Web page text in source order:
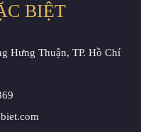
BIỆT
Hưng Thuận, TP. Hồ Chí